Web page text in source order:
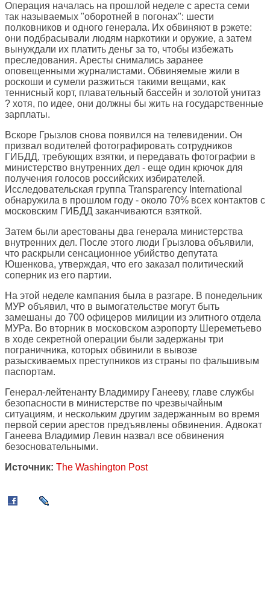
Операция началась на прошлой неделе с ареста семи
так называемых "оборотней в погонах": шести
полковников и одного генерала. Их обвиняют в рэкете:
они подбрасывали людям наркотики и оружие, а затем
вынуждали их платить деньг за то, чтобы избежать
преследования. Аресты снимались заранее
оповещенными журналистами. Обвиняемые жили в
роскоши и сумели разжиться такими вещами, как
теннисный корт, плавательный бассейн и золотой унитаз
? хотя, по идее, они должны бы жить на государственные
зарплаты.
Вскоре Грызлов снова появился на телевидении. Он
призвал водителей фотографировать сотрудников
ГИБДД, требующих взятки, и передавать фотографии в
министерство внутренних дел - еще один крючок для
получения голосов российских избирателей.
Исследовательская группа Transparency International
обнаружила в прошлом году - около 70% всех контактов с
московским ГИБДД заканчиваются взяткой.
Затем были арестованы два генерала министерства
внутренних дел. После этого люди Грызлова объявили,
что раскрыли сенсационное убийство депутата
Юшенкова, утверждая, что его заказал политический
соперник из его партии.
На этой неделе кампания была в разгаре. В понедельник
МУР объявил, что в вымогательстве могут быть
замешаны до 700 офицеров милиции из элитного отдела
МУРа. Во вторник в московском аэропорту Шереметьево
в ходе секретной операции были задержаны три
пограничника, которых обвинили в вывозе
разыскиваемых преступников из страны по фальшивым
паспортам.
Генерал-лейтенанту Владимиру Ганееву, главе службы
безопасности в министерстве по чрезвычайным
ситуациям, и нескольким другим задержанным во время
первой серии арестов предъявлены обвинения. Адвокат
Ганеева Владимир Левин назвал все обвинения
безосновательными.
Источник: The Washington Post